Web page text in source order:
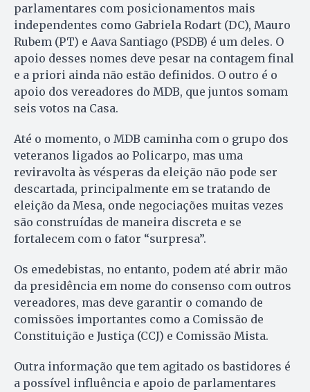
parlamentares com posicionamentos mais
independentes como Gabriela Rodart (DC), Mauro
Rubem (PT) e Aava Santiago (PSDB) é um deles. O
apoio desses nomes deve pesar na contagem final
e a priori ainda não estão definidos. O outro é o
apoio dos vereadores do MDB, que juntos somam
seis votos na Casa.
Até o momento, o MDB caminha com o grupo dos
veteranos ligados ao Policarpo, mas uma
reviravolta às vésperas da eleição não pode ser
descartada, principalmente em se tratando de
eleição da Mesa, onde negociações muitas vezes
são construídas de maneira discreta e se
fortalecem com o fator “surpresa”.
Os emedebistas, no entanto, podem até abrir mão
da presidência em nome do consenso com outros
vereadores, mas deve garantir o comando de
comissões importantes como a Comissão de
Constituição e Justiça (CCJ) e Comissão Mista.
Outra informação que tem agitado os bastidores é
a possível influência e apoio de parlamentares